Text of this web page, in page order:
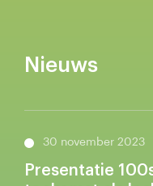
Nieuws
30 november 2023
Presentatie